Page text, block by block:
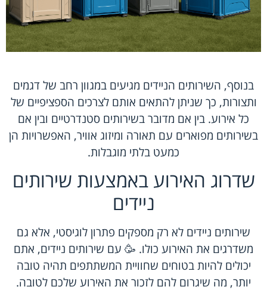
בנוסף, השירותים הניידים מגיעים במגוון רחב של דגמים
ותצורות, כך שניתן להתאים אותם לצרכים הספציפיים של
כל אירוע. בין אם מדובר בשירותים סטנדרטיים ובין אם
בשירותים מפוארים עם תאורה ומיזוג אוויר, האפשרויות הן
כמעט בלתי מוגבלות.
שדרוג האירוע באמצעות שירותים
ניידים
שירותים ניידים לא רק מספקים פתרון לוגיסטי, אלא גם
משדרגים את האירוע כולו. 🥳 עם שירותים ניידים, אתם
יכולים להיות בטוחים שחוויית המשתתפים תהיה טובה
יותר, מה שיגרום להם לזכור את האירוע שלכם לטובה.